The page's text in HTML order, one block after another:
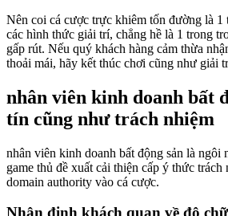
Nên coi cá cược trực khiêm tốn đường là 1
các hình thức giải trí, chẳng hề là 1 trong
gấp rút. Nếu quý khách hàng cảm thừa
thoải mái, hãy kết thúc chơi cũng như giải
nhân viên kinh doanh bất
tín cũng như trách nhiệm
nhân viên kinh doanh bất động sản là ngôi
game thủ đề xuất cải thiện cấp ý thức
domain authority vào cá cược.